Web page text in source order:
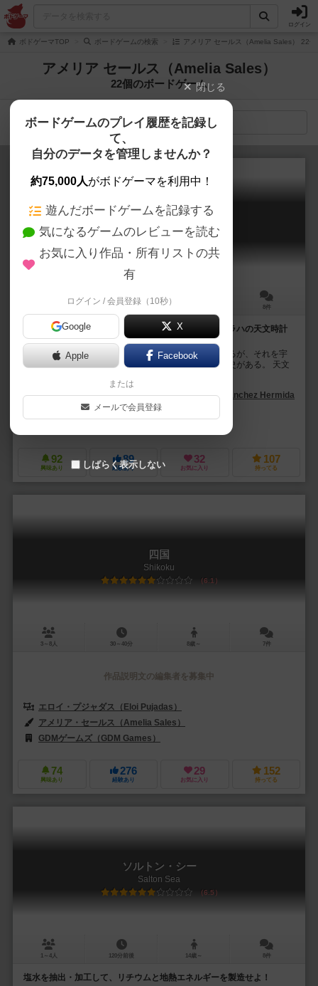
ログイン
ボドゲーマTOP ボードゲームの検索 アメリア セールス（Amelia Sales） 22
アメリア セールス（Amelia Sales）
22個のボードゲーム
検索メニュー
オルロイ：プラハの天文時計
Orloj: The Prague Astronomical Clock
60～120分 8件
黄道十二宮と十二暦の月、十二使徒の装飾を施したプラハの天文時計
を完成せよ！
プラハにある古代天文時計には、「時は容赦無く過ぎるが、それを宇
宙天文学と精巧な芸術で超越する」という輝かしい歴史がある。 天文
アブラハム・サンチェス・エルミダ（Abraham Sanchez Hermida）
ヘスス・フエンテス（Jesús Fuentes）
92
興味あり
89
経験あり
32
お気に入り
107
持ってる
四国
Shikoku
6.1
3～8人 30～40分 8歳～ 7件
作品説明文の編集者を募集中
エロイ・プジャダス（Eloi Pujadas）
アメリア・セールス（Amelia Sales）
GDMゲームズ（GDM Games）
74
興味あり
276
経験あり
29
お気に入り
152
持ってる
ソルトン・シー
Salton Sea
6.5
1～4人 120分前後 14歳～ 8件
塩水を抽出・加工して、リチウムと地熱エネルギーを製造せよ！
閉じる
ボードゲームのプレイ履歴を記録し
て、
自分のデータを管理しませんか？
約75,000人がボドゲーマを利用中！
遊んだボードゲームを記録する
気になるゲームのレビューを読む
お気に入り作品・所有リストの共
有
ログイン / 会員登録（10秒）
Google X
Apple Facebook
または
メールで会員登録
しばらく表示しない